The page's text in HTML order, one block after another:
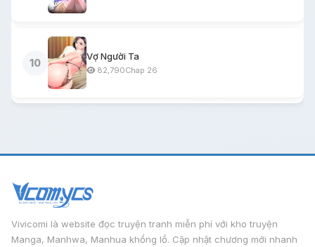
10
Vợ Người Ta
82,790Chap 26
Vivicomi là website đọc truyện tranh miễn phí với kho truyện
Manga, Manhwa, Manhua khổng lồ. Cập nhật chương mới nhanh